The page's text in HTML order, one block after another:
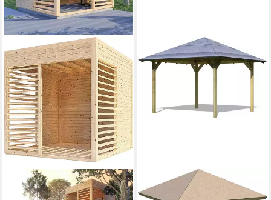
BERTILO
Pavillon Modern Art 1, aus
KARIBU
Pavillon Cordoba, BxT: